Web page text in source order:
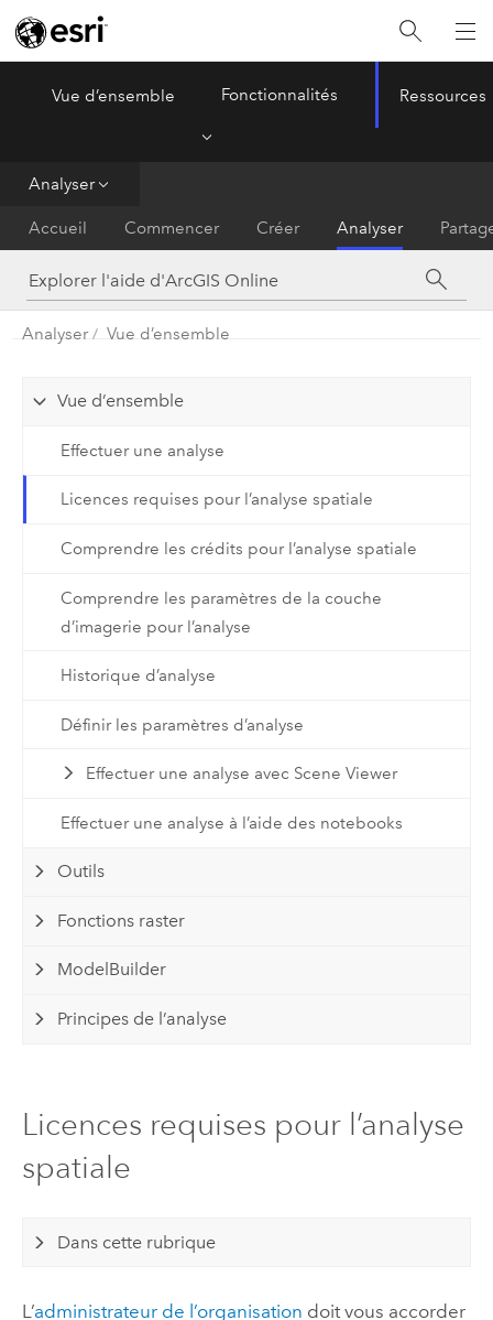
ArcGIS Online
Vue d’ensemble Fonctionnalités Ressources
Analyser
Accueil Commencer Créer Analyser
Analyser Vue d’ensemble
Vue d’ensemble
Effectuer une analyse
Licences requises pour l’analyse spatiale
Comprendre les crédits pour l’analyse spatiale
Comprendre les paramètres de la couche
d’imagerie pour l’analyse
Historique d’analyse
Définir les paramètres d’analyse
Effectuer une analyse avec Scene Viewer
Effectuer une analyse à l’aide des notebooks
Outils
Fonctions raster
ModelBuilder
Principes de l’analyse
Licences requises pour l’analyse
spatiale
Dans cette rubrique
L’administrateur de l’organisation doit vous accorder